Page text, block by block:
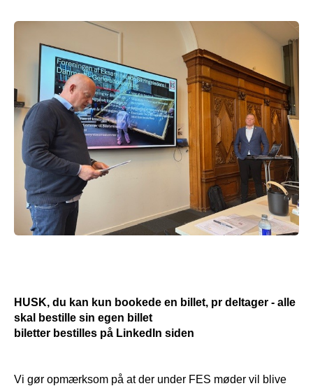
HUSK, du kan kun bookede en billet, pr deltager - alle
skal bestille sin egen billet
biletter bestilles på LinkedIn siden
Vi gør opmærksom på at der under FES møder vil blive